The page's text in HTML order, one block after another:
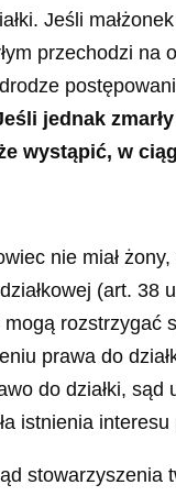
Jeśli
przechodzi
jednak
wystąpić, w
nie miał
(art. 38
rozstrzygać
prawa do
do działki,
istnienia
stowarzyszenia